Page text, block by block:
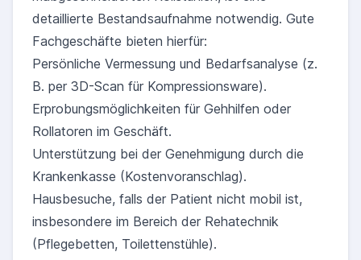
detaillierte Bestandsaufnahme notwendig. Gute
Fachgeschäfte bieten hierfür:
Persönliche Vermessung und Bedarfsanalyse (z.
B. per 3D-Scan für Kompressionsware).
Erprobungsmöglichkeiten für Gehhilfen oder
Rollatoren im Geschäft.
Unterstützung bei der Genehmigung durch die
Krankenkasse (Kostenvoranschlag).
Hausbesuche, falls der Patient nicht mobil ist,
insbesondere im Bereich der Rehatechnik
(Pflegebetten, Toilettenstühle).